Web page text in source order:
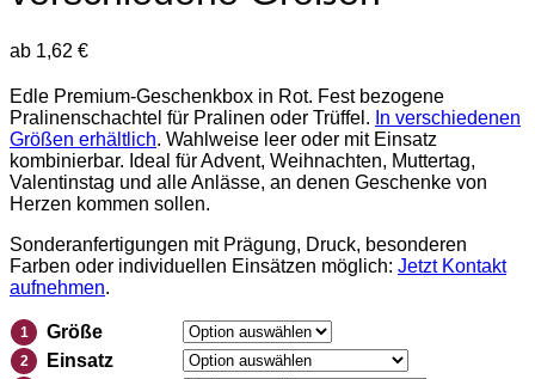
ab 1,62 €
Edle Premium-Geschenkbox in Rot. Fest bezogene
Pralinenschachtel für Pralinen oder Trüffel. In verschiedenen
Größen erhältlich. Wahlweise leer oder mit Einsatz
kombinierbar. Ideal für Advent, Weihnachten, Muttertag,
Valentinstag und alle Anlässe, an denen Geschenke von
Herzen kommen sollen.
Sonderanfertigungen mit Prägung, Druck, besonderen
Farben oder individuellen Einsätzen möglich: Jetzt Kontakt
aufnehmen.
1 Größe
2 Einsatz